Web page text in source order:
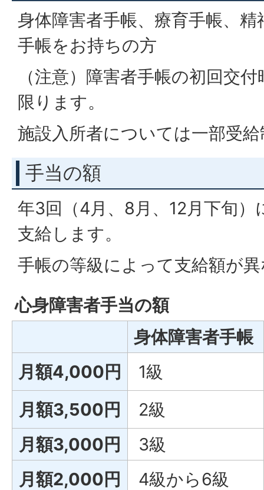
身体障害者手帳、療育手帳、精
手帳をお持ちの方
（注意）障害者手帳の初回交
限ります。
施設入所者については一部受
手当の額
年3回（4月、8月、12月下旬）
支給します。
手帳の等級によって支給額が
心身障害者手当の額
身体障害者手帳
月額4,000円
1級
月額3,500円
2級
月額3,000円
3級
月額2,000円
4級から6級